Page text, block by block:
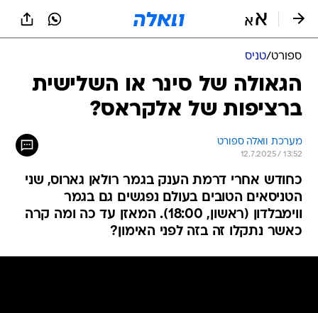
ספורט/טניס
הגאולה של סינר או השלישית
ברציפות של אלקראס?
מערכת וואלה ספורט
12.7.2025 / 13:52
כחודש אחרי דרמת הענק בגמר רולאן גארוס, שני
הטניסאים הטובים בעולם נפגשים גם בגמר
ווימבלדון (ראשון, 18:00). המאזן עד כה ומה קרה
כאשר נתקלו זה בזה לפני האימון?